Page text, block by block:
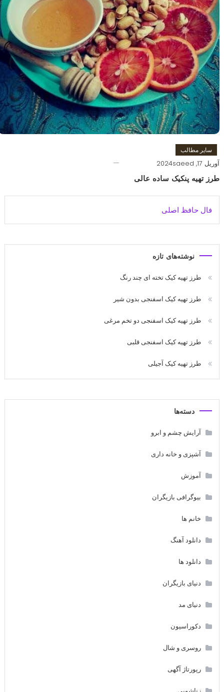
سایر مطالب
آوریل 17, 2024 saeed
طرز تهیه پنکیک ساده عالی
فال حافظ اصلی
نوشته‌های تازه
طرز تهیه کیک تخته ای چند رنگ
طرز تهیه کیک اسفنجی بدون شیر
طرز تهیه کیک اسفنجی دو تخم مرغی
طرز تهیه کیک اسفنجی قلبی
طرز تهیه کیک آجیلی
دسته‌ها
آرایش چشم و ابرو
آشپزی و خانه داری
آموزش
بیوگرافی بازیگران
خانم ها
دانلود آهنگ
دانلود ها
دنیای بازیگران
دنیای مد
دکوراسیون
روسری و شال
رپورتاژ آگهی